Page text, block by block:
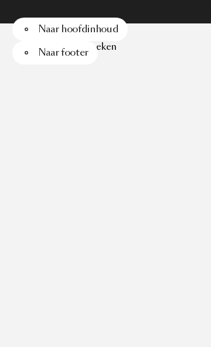
Naar hoofdinhoud
Naar footer
Menu Zoeken